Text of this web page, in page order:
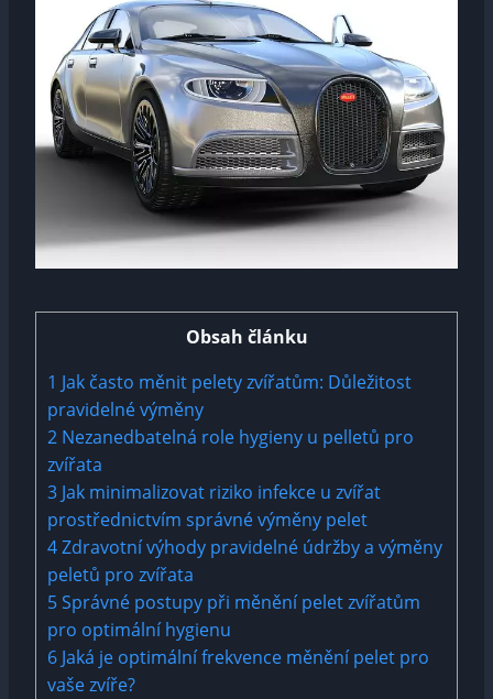
Obsah článku
1 Jak často měnit pelety zvířatům: Důležitost
pravidelné výměny
2 Nezanedbatelná role hygieny u pelletů pro
zvířata
3 Jak minimalizovat riziko infekce u zvířat
prostřednictvím správné výměny pelet
4Zdravotní výhody pravidelné údržby a výměny
peletů pro zvířata
5Správné postupy při měnění pelet zvířatům
pro optimální hygienu
6 Jaká je optimální frekvence měnění pelet pro
vaše zvíře?